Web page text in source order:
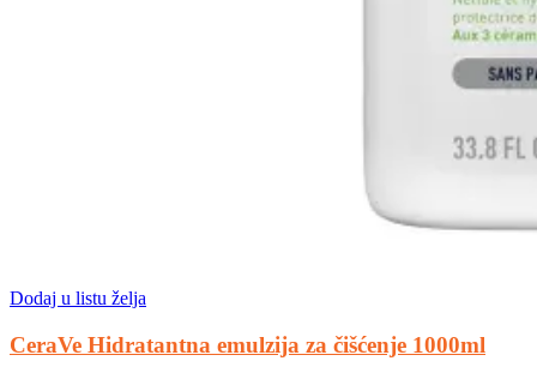
Dodaj u listu želja
CeraVe Hidratantna emulzija za čišćenje 1000ml